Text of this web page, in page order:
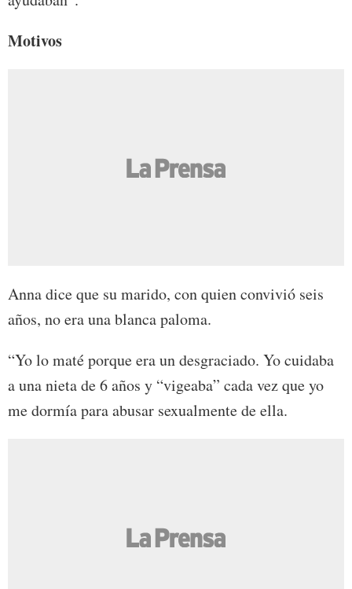
Motivos
Anna dice que su marido, con quien convivió seis
años, no era una blanca paloma.
“Yo lo maté porque era un desgraciado. Yo cuidaba
a una nieta de 6 años y “vigeaba” cada vez que yo
me dormía para abusar sexualmente de ella.